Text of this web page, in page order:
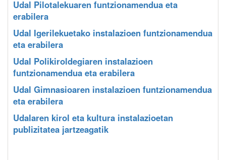
Udal Pilotalekuaren funtzionamendua eta
erabilera
Udal Igerilekuetako instalazioen funtzionamendua
eta erabilera
Udal Polikiroldegiaren instalazioen
funtzionamendua eta erabilera
Udal Gimnasioaren instalazioen funtzionamendua
eta erabilera
Udalaren kirol eta kultura instalazioetan
publizitatea jartzeagatik